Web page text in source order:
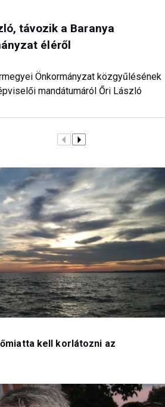
távozik a Baranya
éléről
Önkormányzat közgyűlésének
mandátumáról Őri László
kell korlátozni az